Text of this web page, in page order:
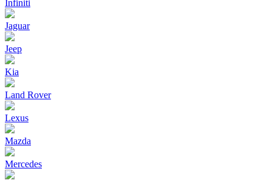
Infiniti
Jaguar
Jeep
Kia
Land Rover
Lexus
Mazda
Mercedes